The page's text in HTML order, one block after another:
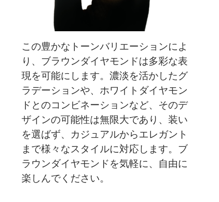
この豊かなトーンバリエーションによ
り、ブラウンダイヤモンドは多彩な表
現を可能にします。濃淡を活かしたグ
ラデーションや、ホワイトダイヤモン
ドとのコンビネーションなど、そのデ
ザインの可能性は無限大であり、装い
を選ばず、カジュアルからエレガント
まで様々なスタイルに対応します。ブ
ラウンダイヤモンドを気軽に、自由に
楽しんでください。